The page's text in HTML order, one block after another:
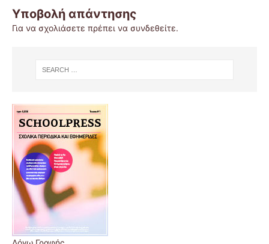
Υποβολή απάντησης
Για να σχολιάσετε πρέπει να συνδεθείτε.